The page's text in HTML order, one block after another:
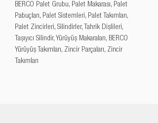
BERCO Palet Grubu, Palet Makarası, Palet
Pabuçları, Palet Sistemleri, Palet Takımları,
Palet Zincirleri, Silindirler, Tahrik Dişlileri,
Taşıyıcı Silindir, Yürüyüş Makaraları, BERCO
Yürüyüş Takımları, Zincir Parçaları, Zincir
Takımları